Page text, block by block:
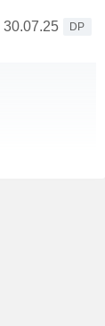
30.07.25
DP